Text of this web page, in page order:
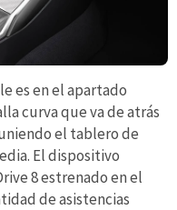
es en el apartado
curva que va de atrás
el tablero de
El dispositivo
8 estrenado en el
de asistencias